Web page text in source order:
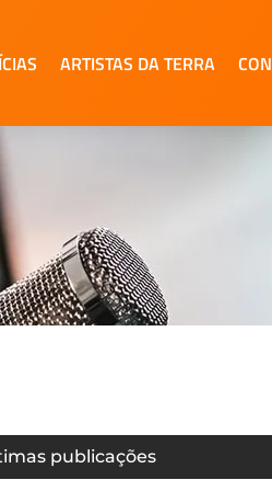
ARTISTAS DA TERRA
publicações